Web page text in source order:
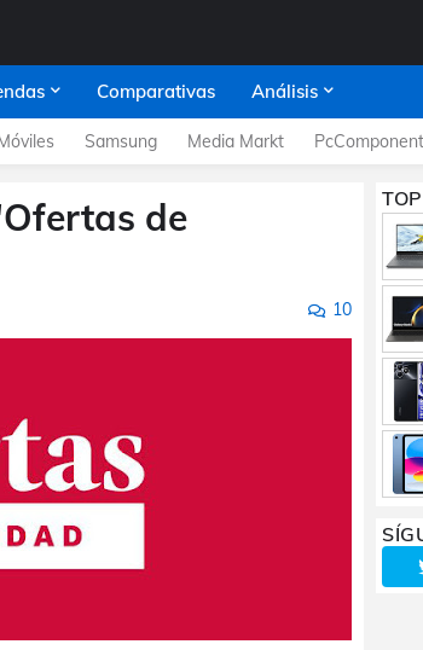
Comparativas Análisis
Samsung Media Markt
de
10